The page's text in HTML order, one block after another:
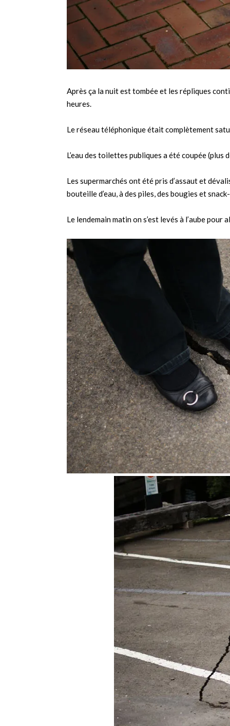
Après ça la nuit est tombée et les répliques
heures.
Le réseau téléphonique était complètement
L’eau des toilettes publiques a été coupée (plus
Les supermarchés ont été pris d’assaut et
bouteille d’eau, à des piles, des bougies et
Le lendemain matin on s’est levés à l’aube